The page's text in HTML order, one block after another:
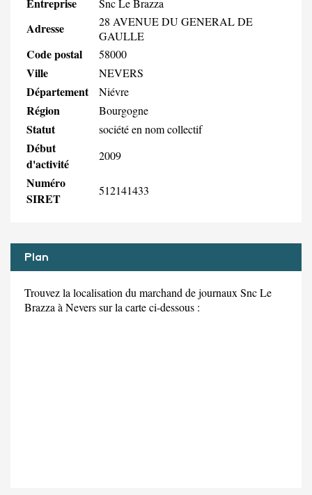
Snc Le Brazza
Adresse
28 AVENUE DU GENERAL DE
GAULLE
Code postal 58000
Ville NEVERS
Département Niévre
Région Bourgogne
Statut société en nom collectif
Début
d'activité
2009
Numéro
SIRET
512141433
Plan
Trouvez la localisation du marchand de journaux Snc Le
Brazza à Nevers sur la carte ci-dessous :